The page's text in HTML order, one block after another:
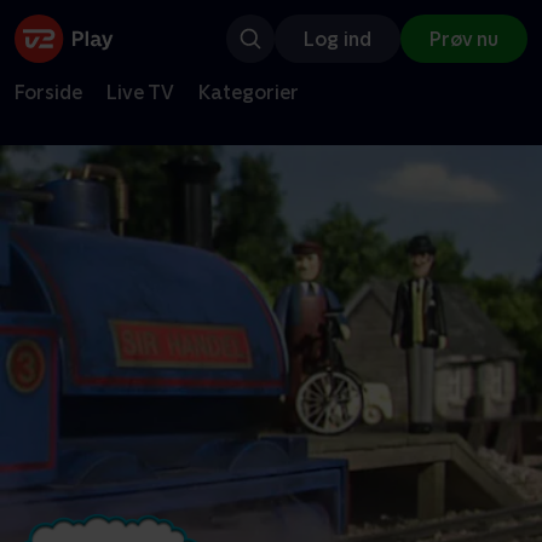
Log ind Prøv nu
Forside Live TV Kategorier